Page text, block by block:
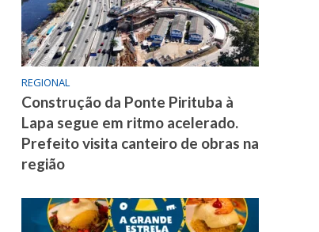
REGIONAL
Construção da Ponte Pirituba à
Lapa segue em ritmo acelerado.
Prefeito visita canteiro de obras na
região